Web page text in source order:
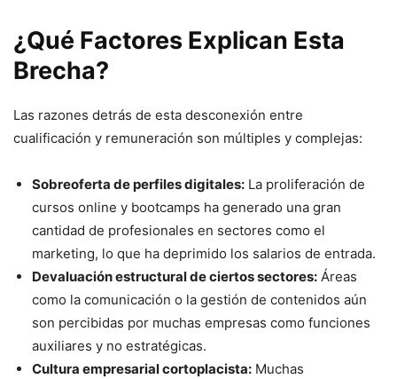
¿Qué Factores Explican Esta
Brecha?
Las razones detrás de esta desconexión entre
cualificación y remuneración son múltiples y complejas:
Sobreoferta de perfiles digitales: La proliferación de
cursos online y bootcamps ha generado una gran
cantidad de profesionales en sectores como el
marketing, lo que ha deprimido los salarios de entrada.
Devaluación estructural de ciertos sectores: Áreas
como la comunicación o la gestión de contenidos aún
son percibidas por muchas empresas como funciones
auxiliares y no estratégicas.
Cultura empresarial cortoplacista: Muchas